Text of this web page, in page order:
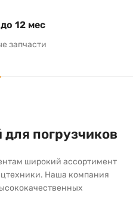
12 мес
запчасти
погрузчиков
широкий ассортимент
Наша компания